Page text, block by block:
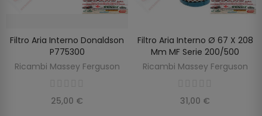
AGGIUNGI AL CARRELLO
Filtro Aria Interno Donaldson
P775300
Ricambi Massey Ferguson
25,00 €
SCOPRIRE
Filtro Aria Interno Ø 67 X 208
Mm MF Serie 200/500
Ricambi Massey Ferguson
31,00 €